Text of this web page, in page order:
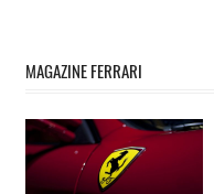
MAGAZINE FERRARI